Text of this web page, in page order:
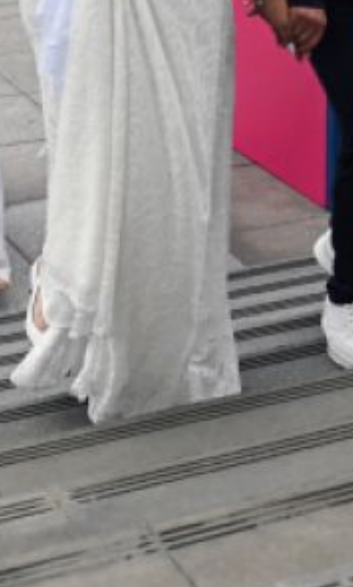
долголетие»: «Для нашей
семьи сегодня особенная
еще молодые
и влюбленные, сказали
приятно видеть, что наш
В Комсомольске-на-
Амуре также прошла
массовая регистрация
браков.
8 июля — это
праздничный день,
который посвящён
памяти благоверных
Петра и Февронии
Муромских, которые
издавна являются на Руси
образцом верности,
любви и преданности
в браке, покровителями
семьи.
Читайте нас в соцсетях:
Одноклассники, Телеграм
илиЯндекс.Дзен
Супер
Удивило